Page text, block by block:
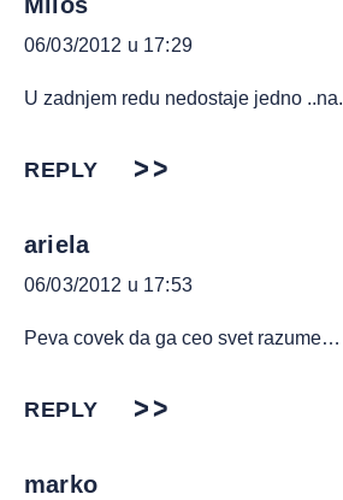
06/03/2012 u 17:29
U zadnjem redu nedostaje jedno ..na.
REPLY
ariela
06/03/2012 u 17:53
Peva covek da ga ceo svet razume…
REPLY
marko